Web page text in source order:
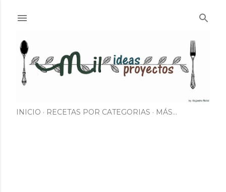
INICIO RECETAS POR CATEGORIAS MÁS…